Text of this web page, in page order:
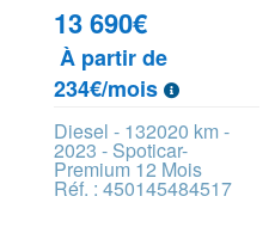
13 690€
À partir de
234€/mois
Diesel - 132020 km -
2023 - Spoticar-
Premium 12 Mois
Réf. : 450145484517